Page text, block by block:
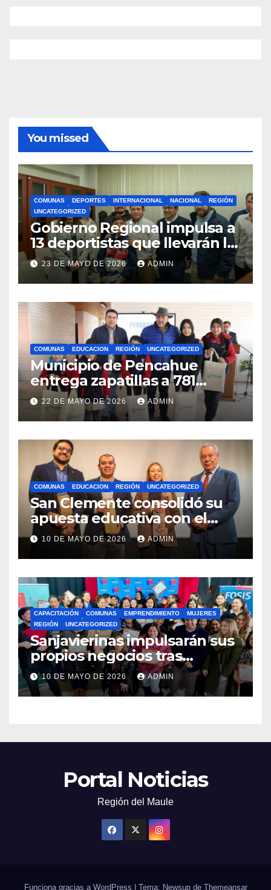
You missed
COMUNAS DEPORTES INTERNACIONAL NACIONAL
REGIÓN
UNCATEGORIZED
Gobierno Regional impulsa a
13 deportistas que llevarán la
bandera maulina a
competencias
internacionales
23 DE MAYO DE 2026 ADMIN
COMUNAS EDUCACION REGIÓN UNCATEGORIZED
Municipio de Pencahue
entrega zapatillas a 781
estudiantes con recursos del
Royalty Minero
22 DE MAYO DE 2026 ADMIN
COMUNAS EDUCACION REGIÓN UNCATEGORIZED
San Clemente consolidó su
apuesta educativa con el
lanzamiento del
Preuniversitario Brotes 2026
10 DE MAYO DE 2026 ADMIN
CAPACITACIÓN COMUNAS EMPRENDIMIENTO
MUJERES
REGIÓN
UNCATEGORIZED
Sanjavierinas impulsarán sus
propios negocios tras
capacitarse junto al FOSIS
10 DE MAYO DE 2026 ADMIN
Portal Noticias
Región del Maule
Funciona gracias a WordPress Tema: Newsup de Themeansar